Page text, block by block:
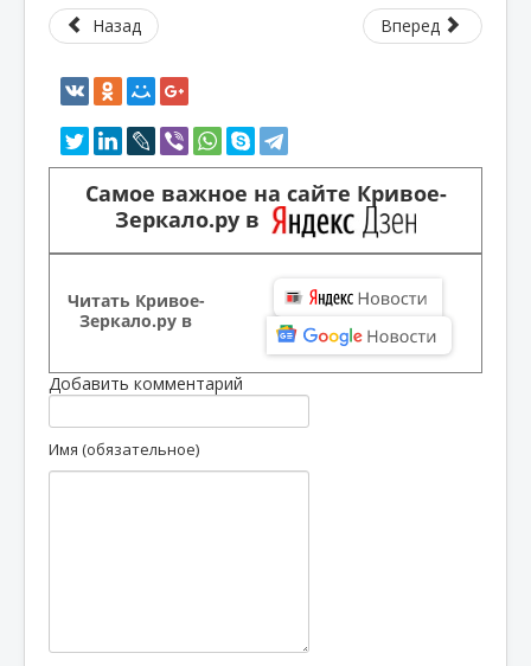
Назад Вперед
Самое важное на сайте Кривое-
Зеркало.ру в
Читать Кривое-
Зеркало.ру в
Добавить комментарий
Имя (обязательное)